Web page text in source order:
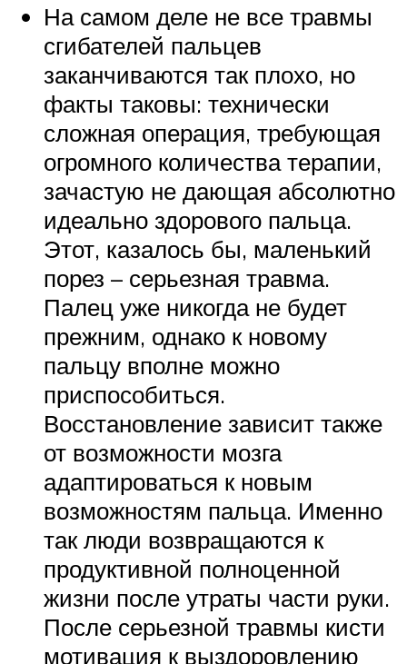
На самом деле не все травмы
сгибателей пальцев
заканчиваются так плохо, но
факты таковы: технически
сложная операция, требующая
огромного количества терапии,
зачастую не дающая абсолютно
идеально здорового пальца.
Этот, казалось бы, маленький
порез – серьезная травма.
Палец уже никогда не будет
прежним, однако к новому
пальцу вполне можно
приспособиться.
Восстановление зависит также
от возможности мозга
адаптироваться к новым
возможностям пальца. Именно
так люди возвращаются к
продуктивной полноценной
жизни после утраты части руки.
После серьезной травмы кисти
мотивация к выздоровлению